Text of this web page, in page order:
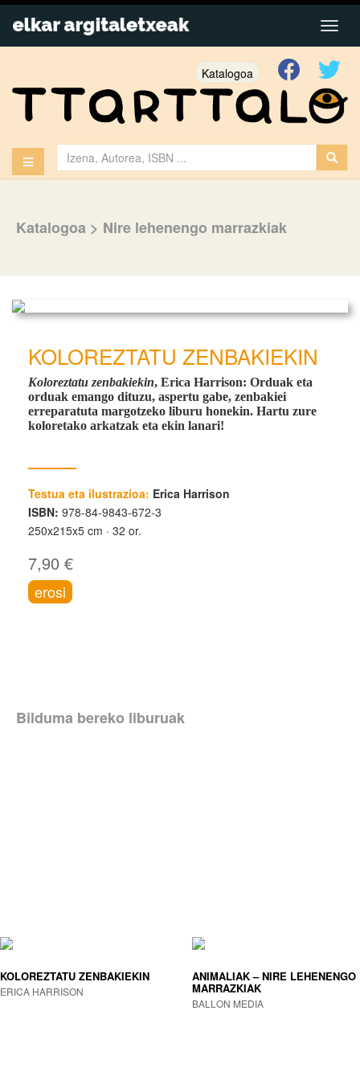
Katalogoa
Katalogoa > Nire lehenengo marrazkiak
KOLOREZTATU ZENBAKIEKIN
Koloreztatu zenbakiekin, Erica Harrison: Orduak eta
orduak emango dituzu, aspertu gabe, zenbakiei
erreparatuta margotzeko liburu honekin. Hartu zure
koloretako arkatzak eta ekin lanari!
Testua eta ilustrazioa: Erica Harrison
ISBN: 978-84-9843-672-3
250x215x5 cm
32 or.
7,90 €
erosi
Bilduma bereko liburuak
KOLOREZTATU ZENBAKIEKIN
ERICA HARRISON
ANIMALIAK – NIRE LEHENENGO
MARRAZKIAK
BALLON MEDIA